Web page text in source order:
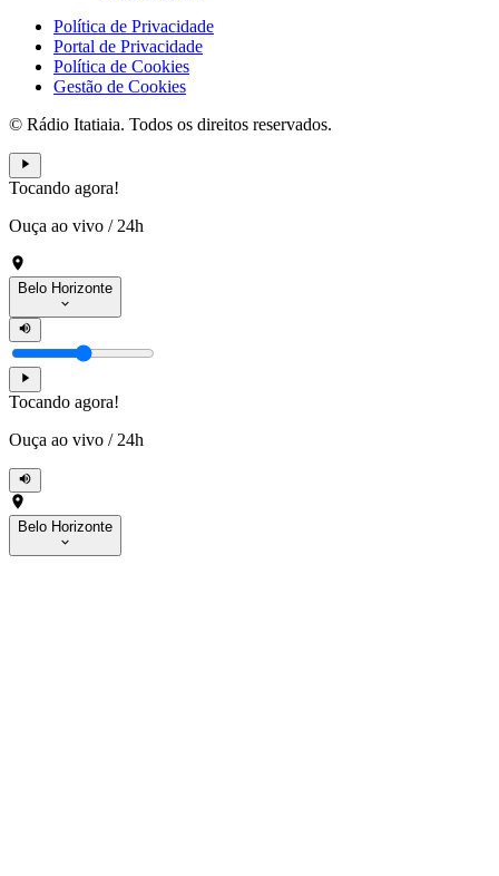
Política de Privacidade
Portal de Privacidade
Política de Cookies
Gestão de Cookies
© Rádio Itatiaia. Todos os direitos reservados.
Tocando agora!
Ouça ao vivo / 24h
Belo Horizonte
Tocando agora!
Ouça ao vivo / 24h
Belo Horizonte